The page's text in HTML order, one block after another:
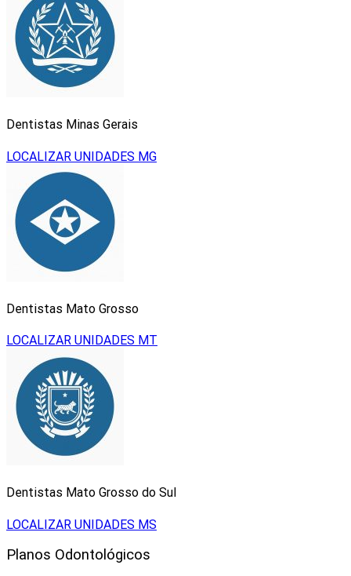
Dentistas Minas Gerais
LOCALIZAR UNIDADES MG
Dentistas Mato Grosso
LOCALIZAR UNIDADES MT
Dentistas Mato Grosso do Sul
LOCALIZAR UNIDADES MS
Planos Odontológicos